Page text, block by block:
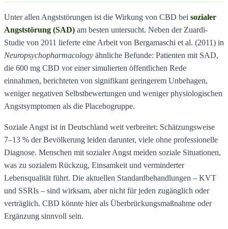
Unter allen Angststörungen ist die Wirkung von CBD bei sozialer
Angststörung (SAD) am besten untersucht. Neben der Zuardi-
Studie von 2011 lieferte eine Arbeit von Bergamaschi et al. (2011) in
Neuropsychopharmacology ähnliche Befunde: Patienten mit SAD,
die 600 mg CBD vor einer simulierten öffentlichen Rede
einnahmen, berichteten von signifikant geringerem Unbehagen,
weniger negativen Selbstbewertungen und weniger physiologischen
Angstsymptomen als die Placebogruppe.
Soziale Angst ist in Deutschland weit verbreitet: Schätzungsweise
7–13 % der Bevölkerung leiden darunter, viele ohne professionelle
Diagnose. Menschen mit sozialer Angst meiden soziale Situationen,
was zu sozialem Rückzug, Einsamkeit und verminderter
Lebensqualität führt. Die aktuellen Standardbehandlungen – KVT
und SSRIs – sind wirksam, aber nicht für jeden zugänglich oder
verträglich. CBD könnte hier als Überbrückungsmaßnahme oder
Ergänzung sinnvoll sein.